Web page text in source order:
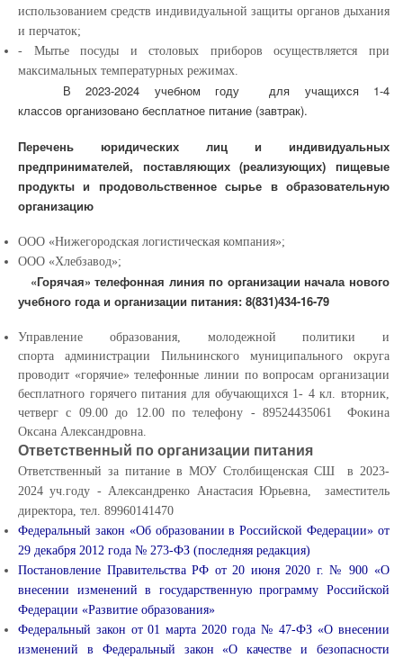
использованием средств индивидуальной защиты органов дыхания
и перчаток;
- Мытье посуды и столовых приборов осуществляется при
максимальных температурных режимах.
В 2023-2024 учебном году для учащихся 1-4
классов организовано бесплатное питание (завтрак).
Перечень юридических лиц и индивидуальных
предпринимателей, поставляющих (реализующих) пищевые
продукты и продовольственное сырье в образовательную
организацию
ООО «Нижегородская логистическая компания»;
ООО «Хлебзавод»;
«Горячая» телефонная линия по организации начала нового
учебного года и организации питания: 8(831)434-16-79
Управление образования, молодежной политики и
спорта администрации Пильнинского муниципального округа
проводит «горячие» телефонные линии по вопросам организации
бесплатного горячего питания для обучающихся 1- 4 кл. вторник,
четверг с 09.00 до 12.00 по телефону - 89524435061 Фокина
Оксана Александровна.
Ответственный по организации питания
Ответственный за питание в МОУ Столбищенская СШ в 2023-
2024 уч.году - Александренко Анастасия Юрьевна, заместитель
директора, тел. 89960141470
Федеральный закон «Об образовании в Российской Федерации» от
29 декабря 2012 года № 273-ФЗ (последняя редакция)
Постановление Правительства РФ от 20 июня 2020 г. № 900 «О
внесении изменений в государственную программу Российской
Федерации «Развитие образования»
Федеральный закон от 01 марта 2020 года № 47-ФЗ «О внесении
изменений в Федеральный закон «О качестве и безопасности